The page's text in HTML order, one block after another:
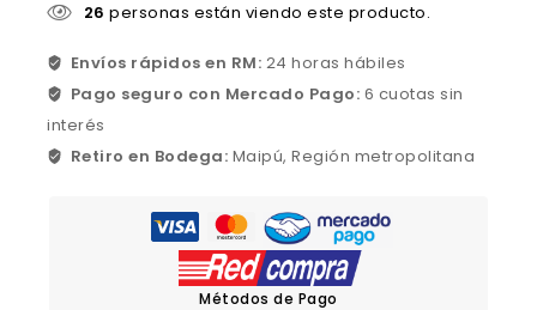
26 personas están viendo este producto.
Envíos rápidos en RM: 24 horas hábiles
Pago seguro con Mercado Pago: 6 cuotas sin
interés
Retiro en Bodega: Maipú, Región metropolitana
Métodos de Pago